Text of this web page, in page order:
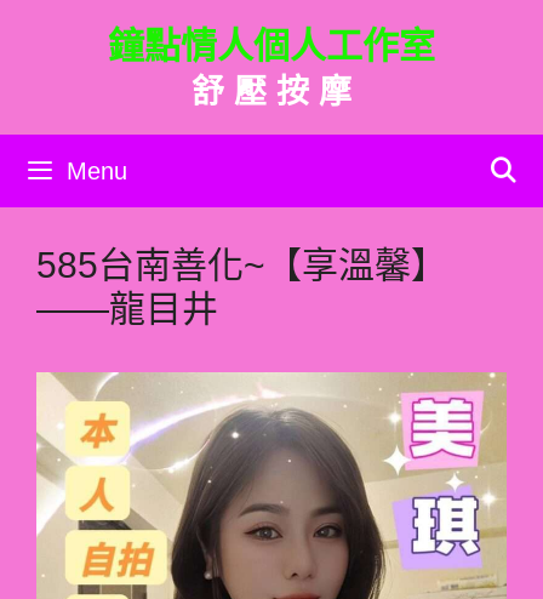
內
鐘點情人個人工作室
舒 壓 按 摩
Menu
585台南善化~【享溫馨】
——龍目井